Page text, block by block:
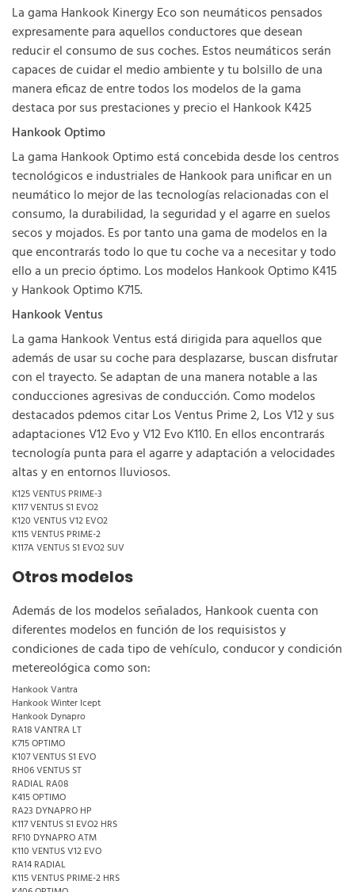
La gama Hankook Kinergy Eco son neumáticos pensados
expresamente para aquellos conductores que desean
reducir el consumo de sus coches. Estos neumáticos serán
capaces de cuidar el medio ambiente y tu bolsillo de una
manera eficaz de entre todos los modelos de la gama
destaca por sus prestaciones y precio el Hankook K425
Hankook Optimo
La gama Hankook Optimo está concebida desde los centros
tecnológicos e industriales de Hankook para unificar en un
neumático lo mejor de las tecnologías relacionadas con el
consumo, la durabilidad, la seguridad y el agarre en suelos
secos y mojados. Es por tanto una gama de modelos en la
que encontrarás todo lo que tu coche va a necesitar y todo
ello a un precio óptimo. Los modelos Hankook Optimo K415
y Hankook Optimo K715.
Hankook Ventus
La gama Hankook Ventus está dirigida para aquellos que
además de usar su coche para desplazarse, buscan disfrutar
con el trayecto. Se adaptan de una manera notable a las
conducciones agresivas de conducción. Como modelos
destacados pdemos citar Los Ventus Prime 2, Los V12 y sus
adaptaciones V12 Evo y V12 Evo K110. En ellos encontrarás
tecnología punta para el agarre y adaptación a velocidades
altas y en entornos lluviosos.
K125 VENTUS PRIME-3
K117 VENTUS S1 EVO2
K120 VENTUS V12 EVO2
K115 VENTUS PRIME-2
K117A VENTUS S1 EVO2 SUV
Otros modelos
Además de los modelos señalados, Hankook cuenta con
diferentes modelos en función de los requisistos y
condiciones de cada tipo de vehículo, conducor y condición
metereológica como son:
Hankook Vantra
Hankook Winter Icept
Hankook Dynapro
RA18 VANTRA LT
K715 OPTIMO
K107 VENTUS S1 EVO
RH06 VENTUS ST
RADIAL RA08
K415 OPTIMO
RA23 DYNAPRO HP
K117 VENTUS S1 EVO2 HRS
RF10 DYNAPRO ATM
K110 VENTUS V12 EVO
RA14 RADIAL
K115 VENTUS PRIME-2 HRS